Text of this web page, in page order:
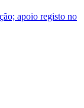
apoio registo no